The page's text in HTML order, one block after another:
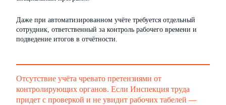
Даже при автоматизированном учёте требуется отдельный
сотрудник, ответственный за контроль рабочего времени и
подведение итогов в отчётности.
Отсутствие учёта чревато претензиями от
контролирующих органов. Если Инспекция труда
придет с проверкой и не увидит рабочих табелей —